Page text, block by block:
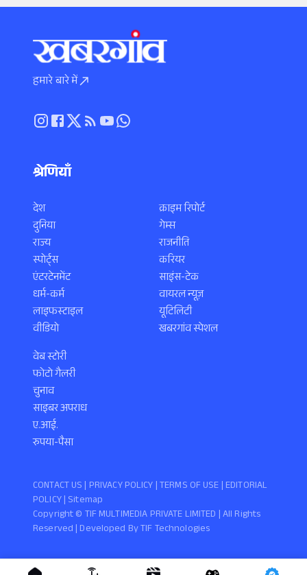
हमारे बारे में
श्रेणियाँ
देश
दुनिया
राज्य
स्पोर्ट्स
एंटरटेनमेंट
धर्म-कर्म
लाइफस्टाइल
वीडियो
क्राइम रिपोर्ट
गेम्स
राजनीति
करियर
साइंस-टेक
वायरल न्यूज़
यूटिलिटी
खबरगांव स्पेशल
वेब स्टोरी
फोटो गैलरी
चुनाव
साइबर अपराध
ए.आई.
रुपया-पैसा
Copyright ©️ TIF MULTIMEDIA PRIVATE LIMITED | All Rights
Reserved | Developed ByTIF Technologies
CONTACT US | PRIVACY POLICY |TERMS OF USE | EDITORIAL
POLICY| Sitemap